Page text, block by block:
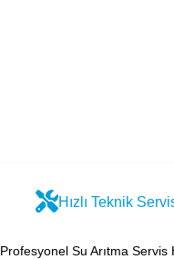
Hızlı Teknik
Profesyonel Su Arıtma Servis